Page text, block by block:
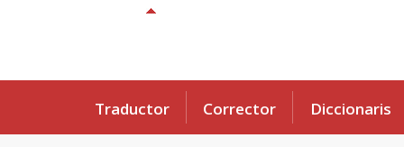
Traductor Corrector Diccionaris